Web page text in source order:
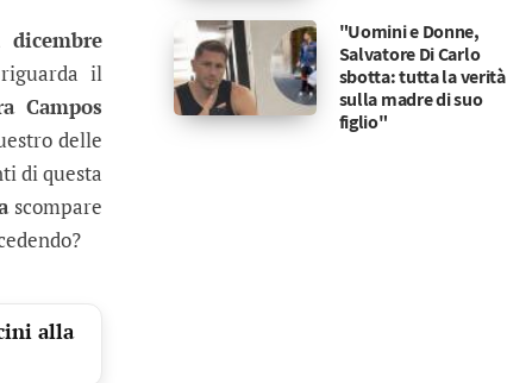
2019: Sara scopre la verità
dicembre
il
Campos
delle
di questa
scompare
alla
"Uomini e Donne,
Salvatore Di Carlo
sbotta: tutta la verità
sulla madre di suo
figlio"